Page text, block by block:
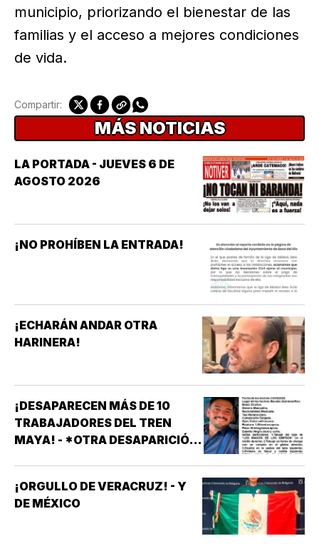
municipio, priorizando el bienestar de las
familias y el acceso a mejores condiciones
de vida.
Compartir:
MÁS NOTICIAS
LA PORTADA - JUEVES 6 DE
AGOSTO 2026
¡NO PROHÍBEN LA ENTRADA!
¡ECHARÁN ANDAR OTRA
HARINERA!
¡DESAPARECEN MÁS DE 10
TRABAJADORES DEL TREN
MAYA! - *OTRA DESAPARICIÓN
¡ORGULLO DE VERACRUZ! - Y
DE MÉXICO